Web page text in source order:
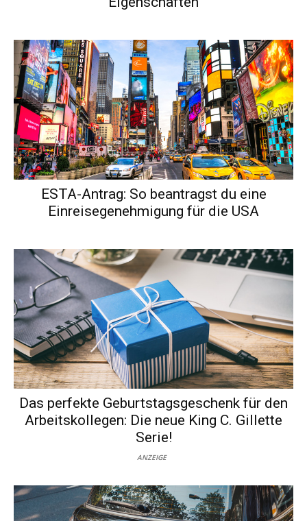
ESTA-Antrag: So beantragst du eine
Einreisegenehmigung für die USA
Das perfekte Geburtstagsgeschenk für den
Arbeitskollegen: Die neue King C. Gillette
Serie!
ANZEIGE